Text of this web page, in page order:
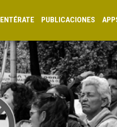
ENTÉRATE PUBLICACIONES